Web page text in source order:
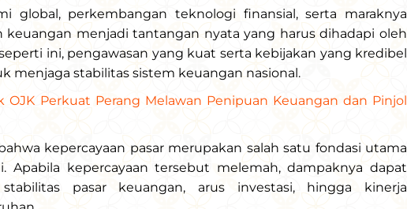
global, perkembangan teknologi finansial, serta maraknya
keuangan menjadi tantangan nyata yang harus dihadapi oleh
ini, pengawasan yang kuat serta kebijakan yang kredibel
menjaga stabilitas sistem keuangan nasional.
OJK Perkuat Perang Melawan Penipuan Keuangan dan Pinjol
kepercayaan pasar merupakan salah satu fondasi utama
Apabila kepercayaan tersebut melemah, dampaknya dapat
pasar keuangan, arus investasi, hingga kinerja